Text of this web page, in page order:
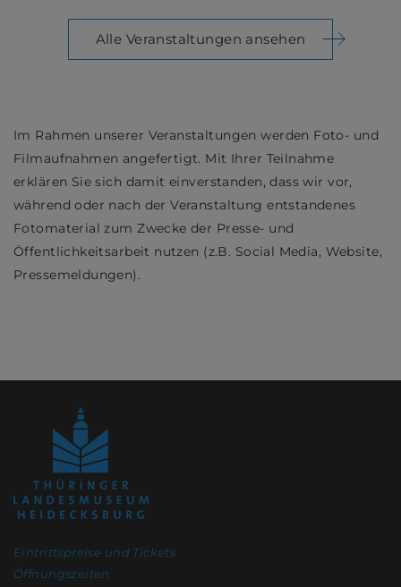
Alle Veranstaltungen ansehen
Im Rahmen unserer Veranstaltungen werden Foto- und
Filmaufnahmen angefertigt. Mit Ihrer Teilnahme
erklären Sie sich damit einverstanden, dass wir vor,
während oder nach der Veranstaltung entstandenes
Fotomaterial zum Zwecke der Presse- und
Öffentlichkeitsarbeit nutzen (z.B. Social Media, Website,
Pressemeldungen).
Eintrittspreise und Tickets
Öffnungszeiten